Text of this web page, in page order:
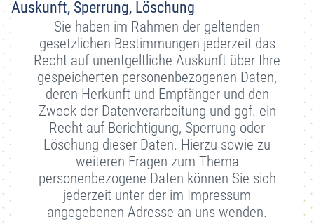
Auskunft, Sperrung, Löschung
Sie haben im Rahmen der geltenden
gesetzlichen Bestimmungen jederzeit das
Recht auf unentgeltliche Auskunft über Ihre
gespeicherten personenbezogenen Daten,
deren Herkunft und Empfänger und den
Zweck der Datenverarbeitung und ggf. ein
Recht auf Berichtigung, Sperrung oder
Löschung dieser Daten. Hierzu sowie zu
weiteren Fragen zum Thema
personenbezogene Daten können Sie sich
jederzeit unter der im Impressum
angegebenen Adresse an uns wenden.